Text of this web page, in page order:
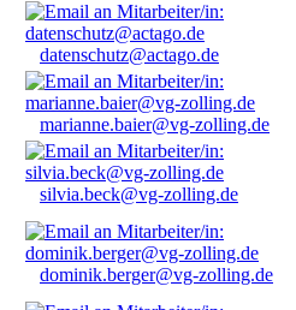
datenschutz@actago.de
marianne.baier@vg-zolling.de
silvia.beck@vg-zolling.de
dominik.berger@vg-zolling.de